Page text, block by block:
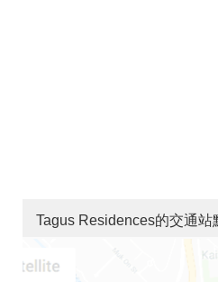
Tagus Residences的交通站